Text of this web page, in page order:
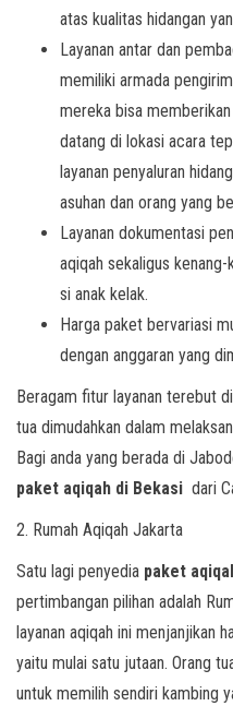
atas kualitas hidangan
Layanan antar dan
memiliki armada
mereka bisa
datang di lokasi acara
layanan penyaluran
asuhan dan orang yang
Layanan dokumentasi
aqiqah sekaligus
si anak kelak.
Harga paket bervariasi
dengan anggaran yang
Beragam fitur layanan terebut
tua dimudahkan dalam
Bagi anda yang berada di
paket aqiqah di Bekasi dari
2. Rumah Aqiqah Jakarta
Satu lagi penyedia paket
pertimbangan pilihan adalah
layanan aqiqah ini menjanjikan
yaitu mulai satu jutaan. Orang
untuk memilih sendiri kambing